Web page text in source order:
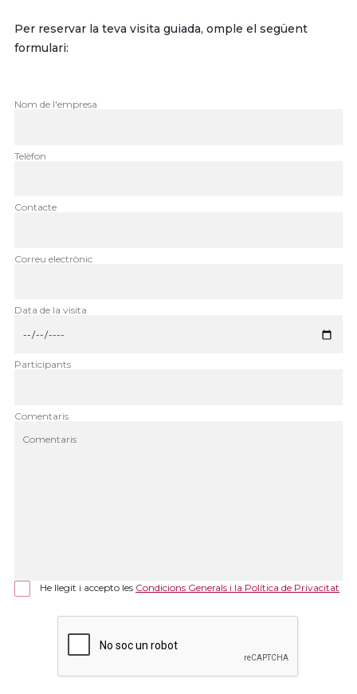
Per reservar la teva visita guiada, omple el següent
formulari:
Nom de l'empresa
Telèfon
Contacte
Correu electrònic
Data de la visita
Participants
Comentaris
He llegit i accepto les Condicions Generals i la Política de Privacitat